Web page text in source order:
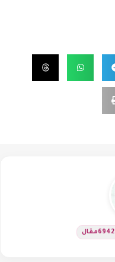
6942مقال